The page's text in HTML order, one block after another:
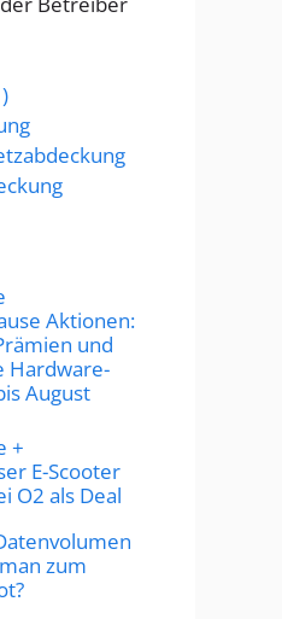
Aktionen:
und
Hardware-
August
+
E-Scooter
O2 als Deal
zum